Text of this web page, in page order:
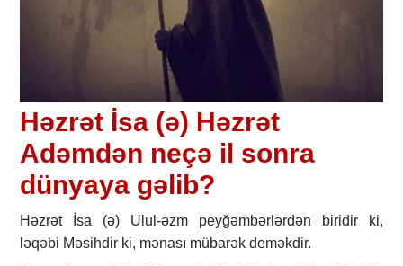
Həzrət İsa (ə) Həzrət
Adəmdən neçə il sonra
dünyaya gəlib?
Həzrət İsa (ə) Ulul-əzm peyğəmbərlərdən biridir ki,
ləqəbi Məsihdir ki, mənası mübarək deməkdir.